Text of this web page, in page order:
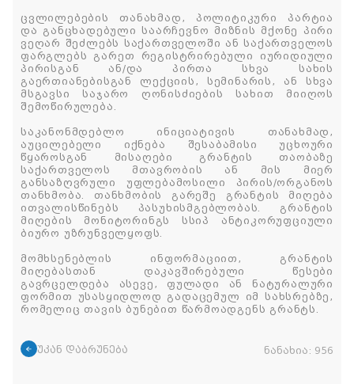
ცვლილებების თანახმად, პოლიტიკური პარტია
და განცხადებული საარჩევნო მიზნის მქონე პირი
ვეღარ შეძლებს საქართველოში ან საქართველოს
ფარგლებს გარეთ რეგისტრირებული იურიდიული
პირისგან ან/და პირთა სხვა სახის
გაერთიანებისგან ლექციის, სემინარის, ან სხვა
მსგავსი საჯარო ღონისძიების სახით მიიღოს
შემოწირულება.
საკანონმდებლო ინიციატივის თანახმად,
აუცილებელი იქნება შესაბამისი უცხოური
წყაროსგან მისაღები გრანტის თაობაზე
საქართველოს მთავრობის ან მის მიერ
განსაზღვრული უფლებამოსილი პირის/ორგანოს
თანხმობა. თანხმობის გარეშე გრანტის მიღება
ითვალისწინებს პასუხისმგებლობას. გრანტის
მიღების მონიტორინგს სსიპ ანტიკორუფციული
ბიურო უზრუნველყოფს.
მომხსენებლის ინფორმაციით, გრანტის
მიღებასთან დაკავშირებული წესები
გავრცელდება ასევე, ფულადი ან ნატურალური
ფორმით უსასყიდლოდ გადაცემულ იმ სახსრებზე,
რომელიც თავის ბუნებით წარმოადგენს გრანტს.
უკან დაბრუნება ნანახია: 956